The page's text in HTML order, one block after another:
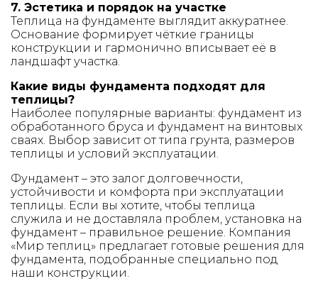
7. Эстетика и порядок на участке
Теплица на фундаменте выглядит аккуратнее.
Основание формирует чёткие границы
конструкции и гармонично вписывает её в
ландшафт участка.
Какие виды фундамента подходят для
теплицы?
Наиболее популярные варианты: фундамент из
обработанного бруса и фундамент на винтовых
сваях. Выбор зависит от типа грунта, размеров
теплицы и условий эксплуатации.
Фундамент – это залог долговечности,
устойчивости и комфорта при эксплуатации
теплицы. Если вы хотите, чтобы теплица
служила и не доставляла проблем, установка на
фундамент – правильное решение. Компания
«Мир теплиц» предлагает готовые решения для
фундамента, подобранные специально под
наши конструкции.